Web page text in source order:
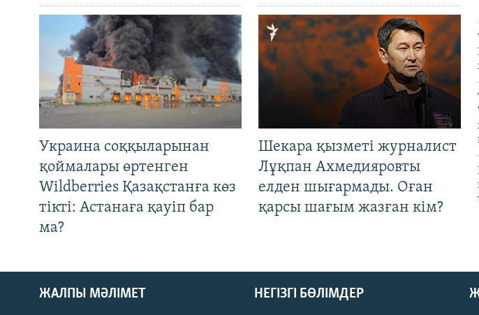
Украина соққыларынан
қоймалары өртенген
Wildberries Қазақстанға көз
тікті: Астанаға қауіп бар
ма?
Шекара қызметі журналист
Лұқпан Ахмедияровты
елден шығармады. Оған
қарсы шағым жазған кім?
ЖАЛПЫ МӘЛІМЕТ НЕГІЗГІ БӨЛІМДЕР